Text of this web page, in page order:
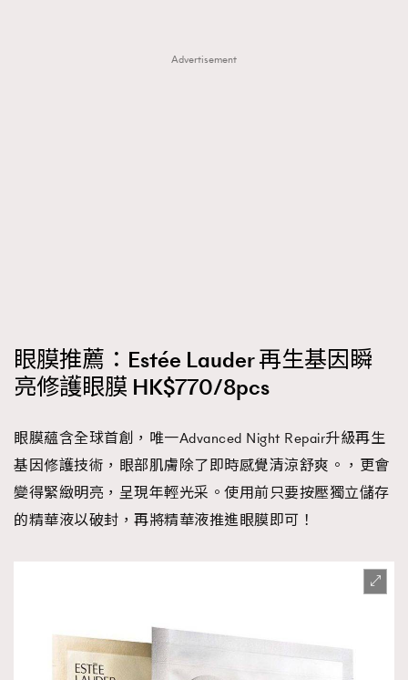
Advertisement
眼膜推薦：Estée Lauder 再生基因瞬
亮修護眼膜 HK$770/8pcs
眼膜蘊含全球首創，唯一Advanced Night Repair升級再生
基因修護技術，眼部肌膚除了即時感覺清涼舒爽。，更會
變得緊緻明亮，呈現年輕光采。使用前只要按壓獨立儲存
的精華液以破封，再將精華液推進眼膜即可！